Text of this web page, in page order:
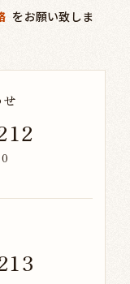
をお願い致しま